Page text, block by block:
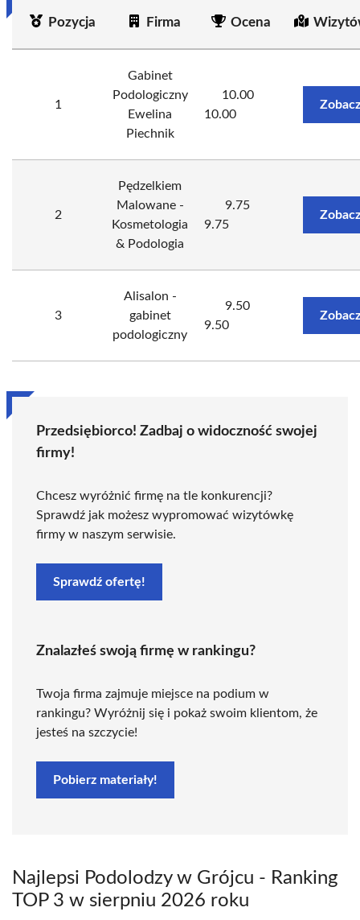
Pozycja Firma Ocena
1
Gabinet
Podologiczny
Ewelina
Piechnik
10.00
10.00
2
Pędzelkiem
Malowane -
Kosmetologia
& Podologia
9.75
9.75
3
Alisalon -
gabinet
podologiczny
9.50
9.50
Przedsiębiorco! Zadbaj o widoczność swojej
firmy!
Chcesz wyróżnić firmę na tle konkurencji?
Sprawdź jak możesz wypromować wizytówkę
firmy w naszym serwisie.
Sprawdź ofertę!
Znalazłeś swoją firmę w rankingu?
Twoja firma zajmuje miejsce na podium w
rankingu? Wyróżnij się i pokaż swoim klientom, że
jesteś na szczycie!
Pobierz materiały!
Najlepsi Podolodzy w Grójcu - Ranking
TOP 3 w sierpniu 2026 roku